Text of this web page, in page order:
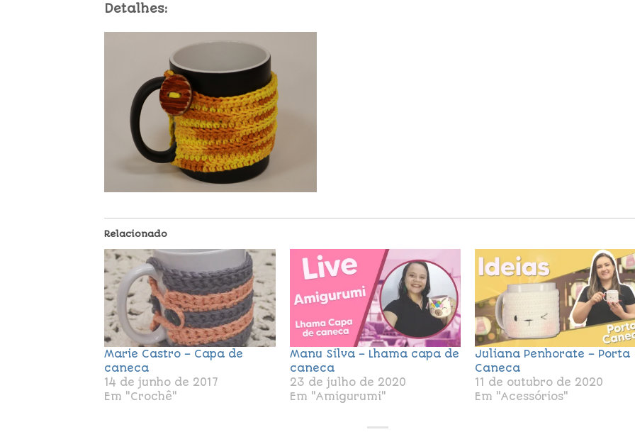
Detalhes:
Relacionado
Marie Castro – Capa de
caneca
14 de junho de 2017
Em "Crochê"
Manu Silva – Lhama capa de
caneca
23 de julho de 2020
Em "Amigurumi"
Juliana Penhorate – Porta
Caneca
11 de outubro de 2020
Em "Acessórios"